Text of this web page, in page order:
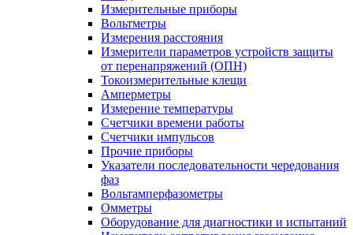
Измерительные приборы
Вольтметры
Измерения расстояния
Измерители параметров устройств защиты
от перенапряжений (ОПН)
Токоизмерительные клещи
Амперметры
Измерение температуры
Счетчики времени работы
Счетчики импульсов
Прочие приборы
Указатели последовательности чередования
фаз
Вольтамперфазометры
Омметры
Оборудование для диагностики и испытаний